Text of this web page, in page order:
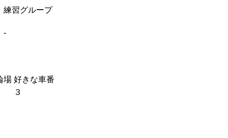
練習グループ
-
場 好きな車番
３